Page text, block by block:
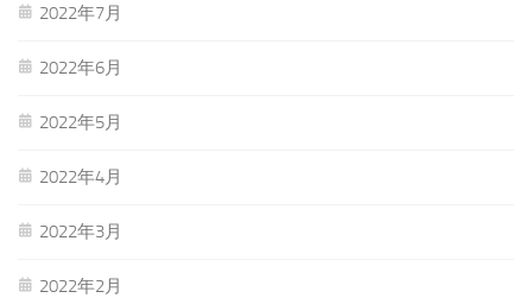
2022年7月
2022年6月
2022年5月
2022年4月
2022年3月
2022年2月